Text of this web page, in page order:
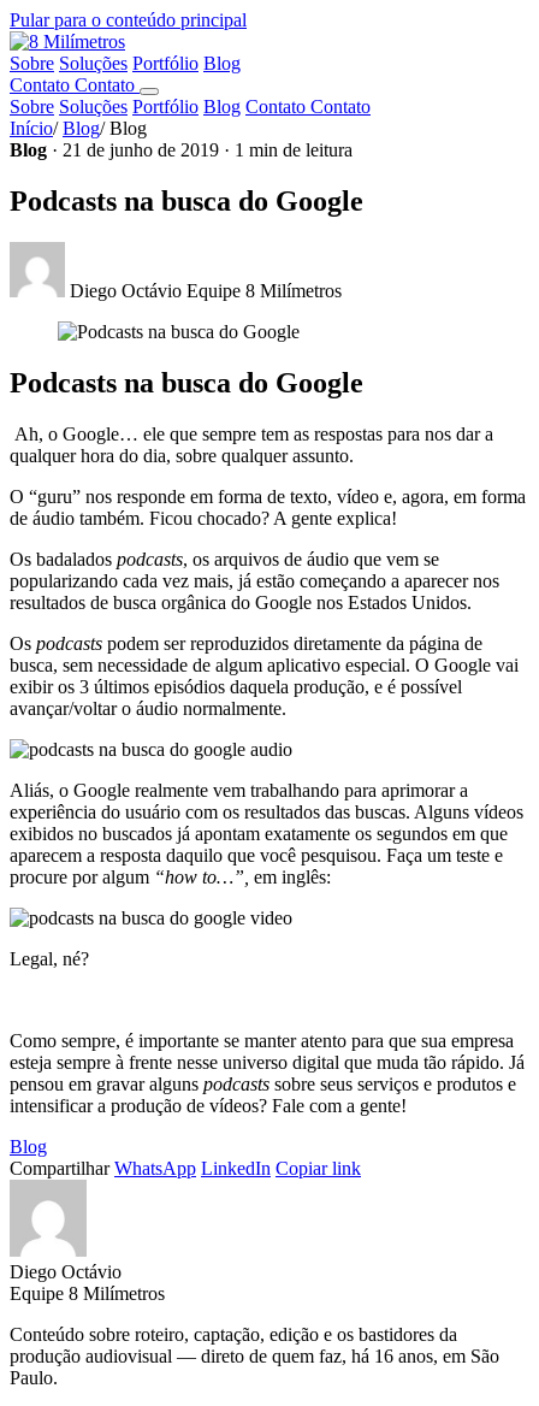
Pular para o conteúdo principal
Sobre Soluções Portfólio Blog
Contato Contato
Sobre Soluções Portfólio Blog Contato Contato
Início/ Blog/ Blog
Blog · 21 de junho de 2019 · 1 min de leitura
Podcasts na busca do Google
Diego Octávio Equipe 8 Milímetros
Podcasts na busca do Google
Ah, o Google… ele que sempre tem as respostas para nos dar a
qualquer hora do dia, sobre qualquer assunto.
O “guru” nos responde em forma de texto, vídeo e, agora, em forma
de áudio também. Ficou chocado? A gente explica!
Os badalados podcasts, os arquivos de áudio que vem se
popularizando cada vez mais, já estão começando a aparecer nos
resultados de busca orgânica do Google nos Estados Unidos.
Os podcasts podem ser reproduzidos diretamente da página de
busca, sem necessidade de algum aplicativo especial. O Google vai
exibir os 3 últimos episódios daquela produção, e é possível
avançar/voltar o áudio normalmente.
Aliás, o Google realmente vem trabalhando para aprimorar a
experiência do usuário com os resultados das buscas. Alguns vídeos
exibidos no buscados já apontam exatamente os segundos em que
aparecem a resposta daquilo que você pesquisou. Faça um teste e
procure por algum “how to…”, em inglês:
Legal, né?
Como sempre, é importante se manter atento para que sua empresa
esteja sempre à frente nesse universo digital que muda tão rápido. Já
pensou em gravar alguns podcasts sobre seus serviços e produtos e
intensificar a produção de vídeos? Fale com a gente!
Blog
Compartilhar WhatsApp LinkedIn Copiar link
Diego Octávio
Equipe 8 Milímetros
Conteúdo sobre roteiro, captação, edição e os bastidores da
produção audiovisual — direto de quem faz, há 16 anos, em São
Paulo.